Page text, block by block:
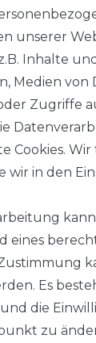
Artikel
Venti -
Langarm
ab 47,99 € *
inkl. ges. MwSt.
unserer
Inhalte
Medien
Zugriffe
Cookies. Wir
wir in den
eines
Es
die
zu